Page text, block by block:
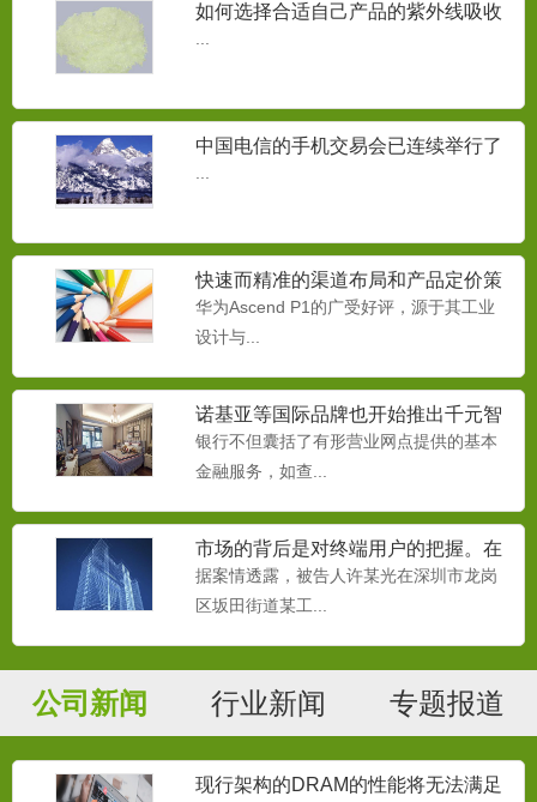
如何选择合适自己产品的紫外线吸收
...
中国电信的手机交易会已连续举行了
...
快速而精准的渠道布局和产品定价策
略
华为Ascend P1的广受好评，源于其工业
设计与...
诺基亚等国际品牌也开始推出千元智
能机
银行不但囊括了有形营业网点提供的基本
金融服务，如查...
市场的背后是对终端用户的把握。在
移动互联网时代，
据案情透露，被告人许某光在深圳市龙岗
区坂田街道某工...
公司新闻 行业新闻 专题报道
现行架构的DRAM的性能将无法满足